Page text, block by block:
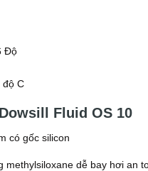
Độ
độ C
Fluid OS 10
có gốc silicon
methylsiloxane dễ bay hơi